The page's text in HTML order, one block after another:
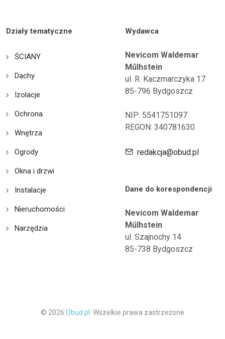
Działy tematyczne
ŚCIANY
Dachy
Izolacje
Ochrona
Wnętrza
Ogrody
Okna i drzwi
Instalacje
Nieruchomości
Narzędzia
Wydawca
Nevicom Waldemar
Műlhstein
ul. R. Kaczmarczyka 17
85-796 Bydgoszcz
NIP: 5541751097
REGON: 340781630
redakcja@obud.pl
Dane do korespondencji
Nevicom Waldemar
Műlhstein
ul. Szajnochy 14
85-738 Bydgoszcz
© 2026 Obud.pl. Wszelkie prawa zastrzeżone